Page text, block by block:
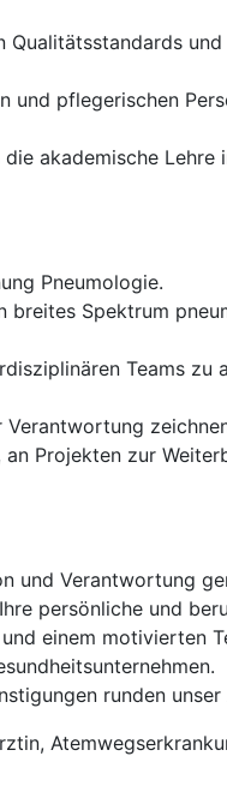
und pflegerischen
akademische Lehre
Pneumologie.
breites Spektrum
Teams zu
Projekten zur
und Verantwortung
persönliche und
einem motivierten
runden